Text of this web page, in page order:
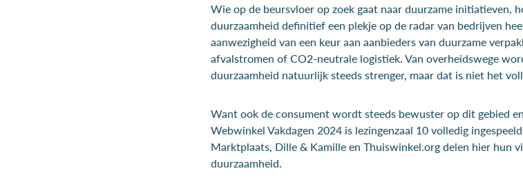
Wie op de beursvloer op zoek gaat naar duurzame initiatieven,
duurzaamheid definitief een plekje op de radar van bedrijven
aanwezigheid van een keur aan aanbieders van duurzame
afvalstromen of CO2-neutrale logistiek. Van overheidswege
duurzaamheid natuurlijk steeds strenger, maar dat is niet het
Want ook de consument wordt steeds bewuster op dit gebied
Webwinkel Vakdagen 2024 is lezingenzaal 10 volledig
Marktplaats, Dille & Kamille en Thuiswinkel.org delen hier hun
duurzaamheid.